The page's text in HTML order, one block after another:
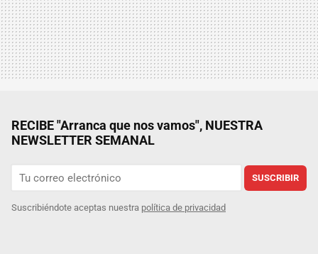
RECIBE "Arranca que nos vamos", NUESTRA
NEWSLETTER SEMANAL
SUSCRIBIR
Suscribiéndote aceptas nuestra política de privacidad